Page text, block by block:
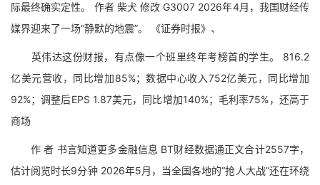
际最终确实定性。 作者 柴犬 修改 G3007 2026年4月，我国财经传
媒界迎来了一场“静默的地震”。 《证券时报》、
英伟达这份财报，有点像一个班里终年考榜首的学生。 816.2
亿美元营收，同比增加85%；数据中心收入752亿美元，同比增加
92%；调整后EPS 1.87美元，同比增加140%；毛利率75%，还高于
商场
作 者 书言知道更多金融信息 BT财经数据通正文合计2557字，
估计阅览时长9分钟 2026年5月，当全国各地的“抢人大战”还在环绕